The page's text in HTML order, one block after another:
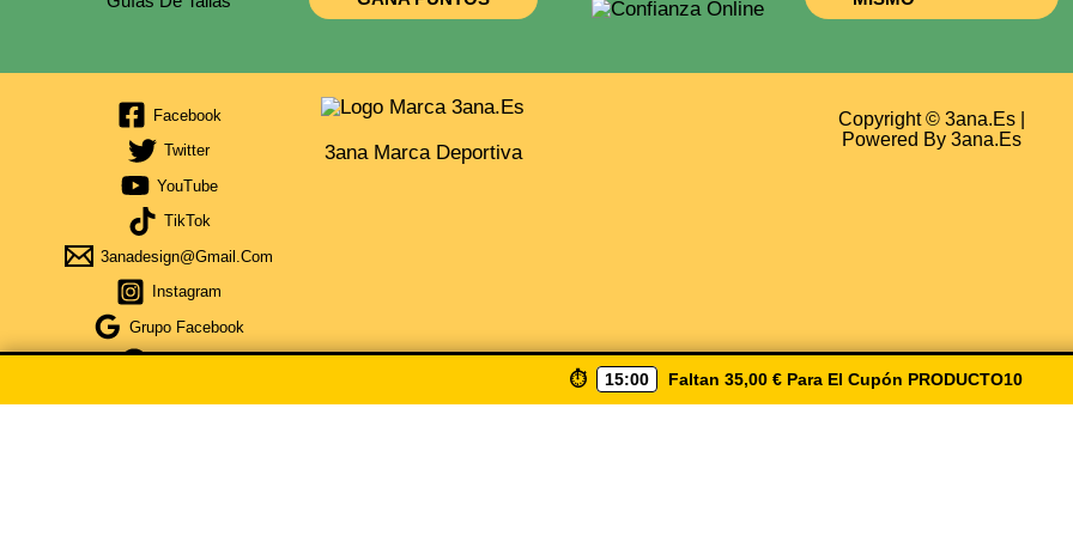
Facebook
Twitter
YouTube
TikTok
3anadesign@gmail.com
Instagram
Grupo Facebook
3ana Marca Deportiva
Copyright © 3ana.es |
Powered By 3ana.es
⏱️ 15:00 Faltan 35,00 € Para El Cupón PRODUCTO10